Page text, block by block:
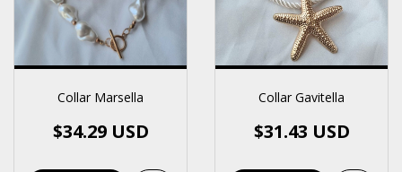
Collar Marsella
$34.29 USD
Collar Gavitella
$31.43 USD